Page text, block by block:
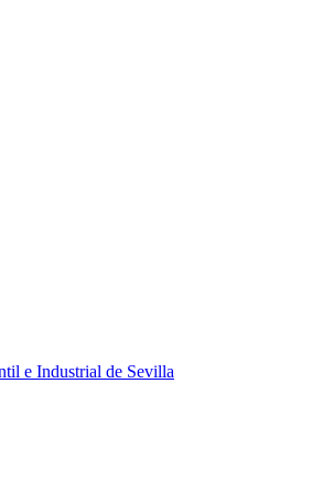
e Industrial de Sevilla